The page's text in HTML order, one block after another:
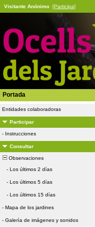
Visitante Anónimo [Participa]
Portada
Entidades colaboradoras
Participar
- Instrucciones
Consultar
Observaciones
- Los últimos 2 días
- Los últimos 5 días
- Los últimos 15 días
- Mapa de los jardines
- Galería de imágenes y sonidos